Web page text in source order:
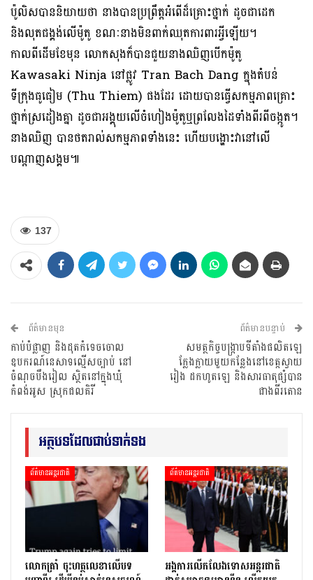
ប៉ូលិសបាននិយាយថា នាងបានប្រព្រឹត្តអំពើដ៏គ្រោះថ្នាក់ ដូចជាដេក
និងលុតជង្គង់លើម៉ូតូ ខណៈនាងមិនពាក់ឈុតការពារអ្វីឡើយ។
កាលពីដើមខែមុន លោកសុងក៏បានជួយនាងឈិញបើកម៉ូតូ
Kawasaki Ninja នៅផ្លូវ Tran Bach Dang ក្នុងតំបន់
ទីក្រុងធូធៀម (Thu Thiem) ផងដែរ ដោយបានធ្វើសកម្មភាពគ្រោះ
ថ្នាក់ស្រដៀងគ្នា ដូចជាអង្គុយលើចំហៀងម៉ូតូឬព្រលែងដៃទាំងពីរពីចង្កូត។
នាងឈិញ បានថតរាល់សកម្មភាពទាំងនេះ ហើយបង្ហោះវានៅលើ
បណ្តាញសង្គម៕
137
ព័ត៌មានមុន
កាប់បំផ្លាញ និងដុតកំទេចចោល
ឧបករណ៍នេសាទល្មើសច្បាប់ នៅ
ចំណុចបឹងរៀល ស្ថិតនៅក្នុងឃុំ
កំពង់អូស ស្រុកជលគិរី
ព័ត៌មានបន្ទាប់
សមត្ថកិច្ចបង្រ្កាបទីតាំងផលិតឡេ
ក្លែងក្លាយមួយកន្លែងនៅខេត្តស្វាយ
រៀង ដកហូតឡេ និងសារធាតុផ្សំបាន
ជាងពីរតោន
អត្ថបទដែលជាប់ទាក់ទង
ព័ត៌មានអន្តរជាតិ
លោក​ត្រាំ ចុះហត្ថលេខាលើបទ
ព័ត៌មានអន្តរជាតិ
អង្គការលើកលែងទោសអន្តរជាតិ